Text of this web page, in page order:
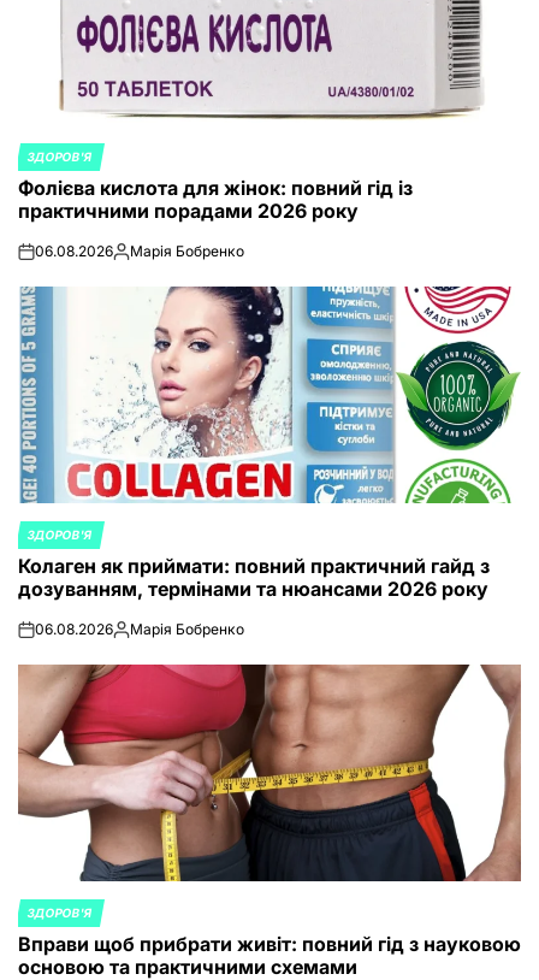
POSTED
IN
ЗДОРОВ'Я
Фолієва кислота для жінок: повний гід із
практичними порадами 2026 року
on06.08.2026Posted
Марія Бобренко
POSTED
IN
ЗДОРОВ'Я
Колаген як приймати: повний практичний гайд з
дозуванням, термінами та нюансами 2026 року
on06.08.2026Posted
Марія Бобренко
POSTED
IN
ЗДОРОВ'Я
Вправи щоб прибрати живіт: повний гід з науковою
основою та практичними схемами